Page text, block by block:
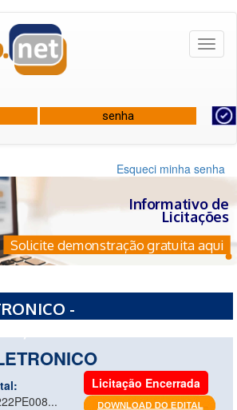
Esqueci minha senha
Informativo de
Licitações
Solicite demonstração gratuita aqui
-
Licitação Encerrada